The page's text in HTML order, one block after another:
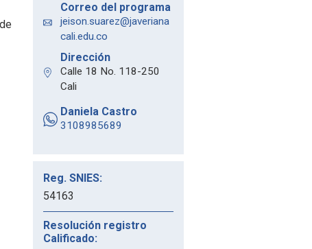
Correo del programa
jeison.suarez@javeriana
cali.edu.co
Dirección
Calle 18 No. 118-250
Cali
Daniela Castro
3108985689
Reg. SNIES:
54163
Resolución registro
Calificado: